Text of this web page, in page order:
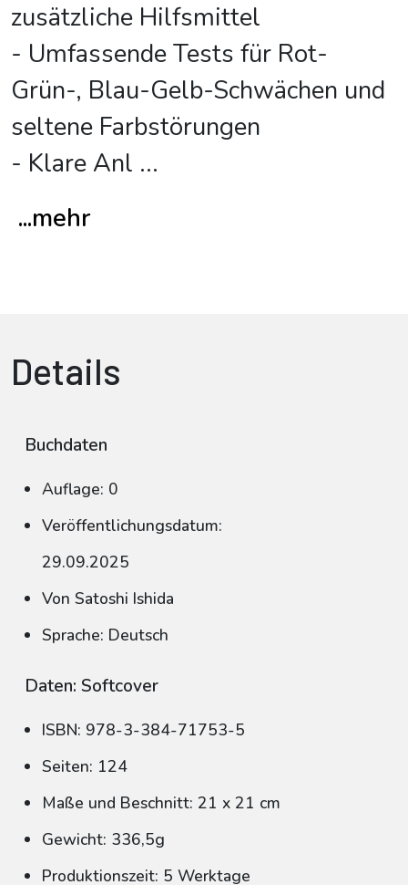
zusätzliche Hilfsmittel
- Umfassende Tests für Rot-
Grün-, Blau-Gelb-Schwächen und
seltene Farbstörungen
- Klare Anl ...
...mehr
Details
Buchdaten
Auflage: 0
Veröffentlichungsdatum:
29.09.2025
Von Satoshi Ishida
Sprache: Deutsch
Daten: Softcover
ISBN: 978-3-384-71753-5
Seiten: 124
Maße und Beschnitt: 21 x 21 cm
Gewicht: 336,5g
Produktionszeit: 5 Werktage